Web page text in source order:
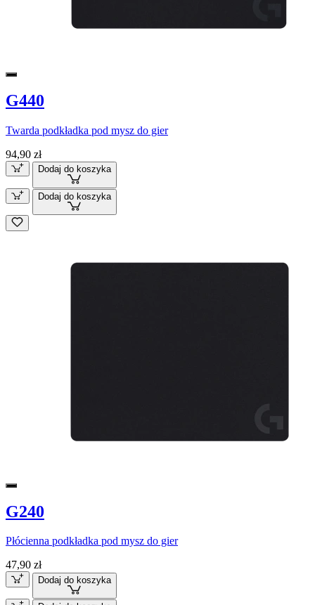
G440
Twarda podkładka pod mysz do gier
94,90 zł
Dodaj do koszyka
Dodaj do koszyka
G240
Płócienna podkładka pod mysz do gier
47,90 zł
Dodaj do koszyka